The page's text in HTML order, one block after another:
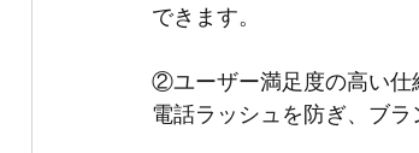
できます。
②ユーザー満足度の高い仕
電話ラッシュを防ぎ、ブラ